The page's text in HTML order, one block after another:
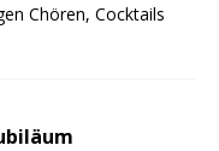
Chören, Cocktails